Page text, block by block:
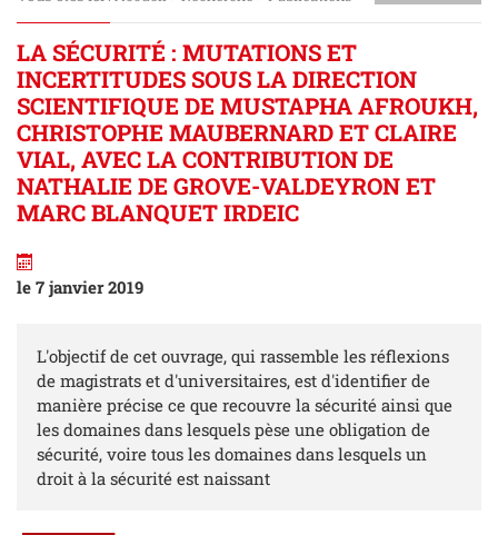
LA SÉCURITÉ : MUTATIONS ET
INCERTITUDES SOUS LA DIRECTION
SCIENTIFIQUE DE MUSTAPHA AFROUKH,
CHRISTOPHE MAUBERNARD ET CLAIRE
VIAL, AVEC LA CONTRIBUTION DE
NATHALIE DE GROVE-VALDEYRON ET
MARC BLANQUET IRDEIC
le 7 janvier 2019
L'objectif de cet ouvrage, qui rassemble les réflexions
de magistrats et d'universitaires, est d'identifier de
manière précise ce que recouvre la sécurité ainsi que
les domaines dans lesquels pèse une obligation de
sécurité, voire tous les domaines dans lesquels un
droit à la sécurité est naissant